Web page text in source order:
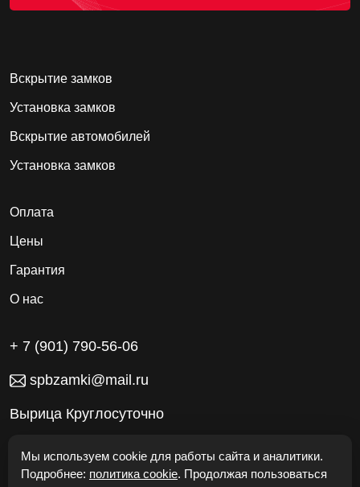
Вскрытие замков
Установка замков
Вскрытие автомобилей
Установка замков
Оплата
Цены
Гарантия
О нас
+ 7 (901) 790-56-06
spbzamki@mail.ru
Вырица Круглосуточно
Мы используем cookie для работы сайта и аналитики.
Подробнее: политика cookie. Продолжая пользоваться